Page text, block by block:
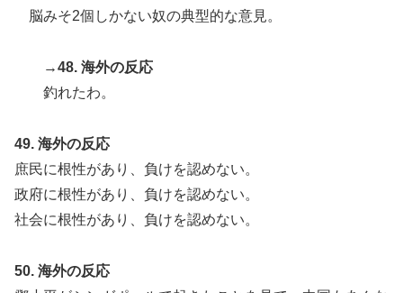
脳みそ2個しかない奴の典型的な意見。
→48. 海外の反応
釣れたわ。
49. 海外の反応
庶民に根性があり、負けを認めない。
政府に根性があり、負けを認めない。
社会に根性があり、負けを認めない。
50. 海外の反応